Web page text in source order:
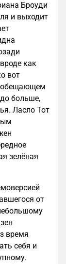
Броуди
и выходит
как
вот
обещающем
больше,
Ласло Тот
зелёная
от
время
себя и